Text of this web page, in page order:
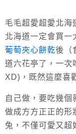
毛毛超愛超愛北海
北海道一定會買一
葡萄夾心餅乾後（
道六花亭了，一次
XD)，既然這麼喜
自己做，要吃幾個
做成方方正正的形
兔，不僅可愛又超